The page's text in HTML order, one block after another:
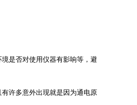
是否对使用仪器有影响等，避
许多意外出现就是因为通电原